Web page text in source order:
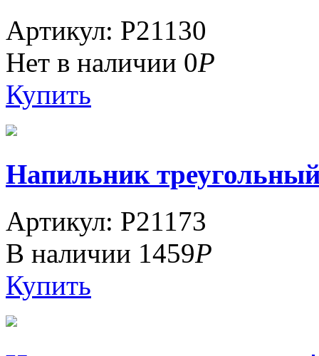
Артикул: P21130
Нет в наличии 0Р
Купить
Напильник
Артикул: P21173
В наличии 1459Р
Купить